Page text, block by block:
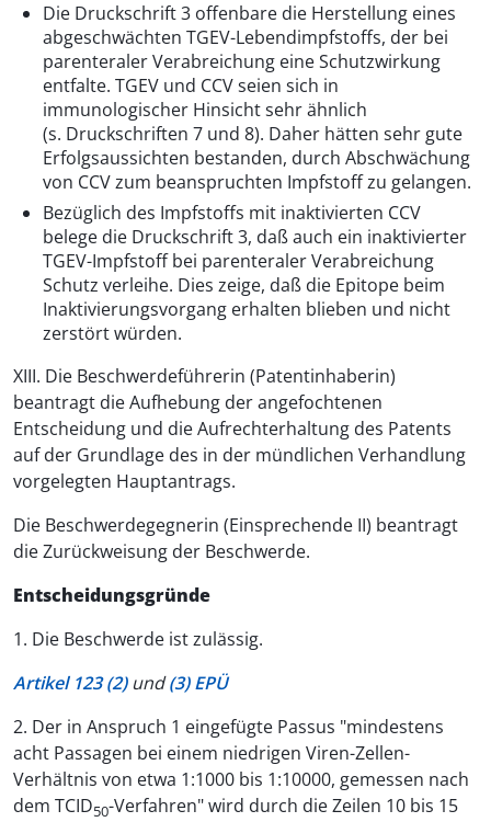
Die Druckschrift 3 offenbare die Herstellung eines
abgeschwächten TGEV-Lebendimpfstoffs, der bei
parenteraler Verabreichung eine Schutzwirkung
entfalte. TGEV und CCV seien sich in
immunologischer Hinsicht sehr ähnlich
(s. Druckschriften 7 und 8). Daher hätten sehr gute
Erfolgsaussichten bestanden, durch Abschwächung
von CCV zum beanspruchten Impfstoff zu gelangen.
Bezüglich des Impfstoffs mit inaktivierten CCV
belege die Druckschrift 3, daß auch ein inaktivierter
TGEV-Impfstoff bei parenteraler Verabreichung
Schutz verleihe. Dies zeige, daß die Epitope beim
Inaktivierungsvorgang erhalten blieben und nicht
zerstört würden.
XIII. Die Beschwerdeführerin (Patentinhaberin)
beantragt die Aufhebung der angefochtenen
Entscheidung und die Aufrechterhaltung des Patents
auf der Grundlage des in der mündlichen Verhandlung
vorgelegten Hauptantrags.
Die Beschwerdegegnerin (Einsprechende II) beantragt
die Zurückweisung der Beschwerde.
Entscheidungsgründe
1. Die Beschwerde ist zulässig.
Artikel 123 (2)und(3) EPÜ
2. Der in Anspruch 1 eingefügte Passus "mindestens
acht Passagen bei einem niedrigen Viren-Zellen-
Verhältnis von etwa 1:1000 bis 1:10000, gemessen nach
dem TCID50-Verfahren" wird durch die Zeilen 10 bis 15